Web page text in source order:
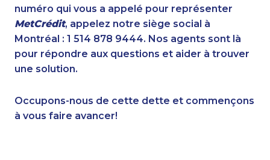
1-647-245-1055
1-587-318-5592
1-587-543-0629
1-778-383-9354
888-499-8204
1-902-482-2173
1-416-235-0434
1-647-715-6063
1-888-888-1563
1-902-201-9347
numéro qui vous a appelé pour représenter
MetCrédit, appelez notre siège social à
Montréal : 1 514 878 9444. Nos agents sont là
pour répondre aux questions et aider à trouver
une solution.
Occupons-nous de cette dette et commençons
à vous faire avancer!